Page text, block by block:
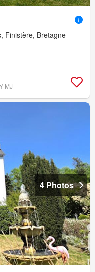
Finistère, Bretagne
MJ
4 Photos